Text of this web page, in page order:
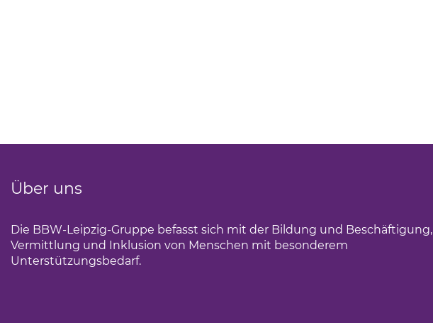
Über uns
Die BBW-Leipzig-Gruppe befasst sich mit der Bildung und Beschäftigung,
Vermittlung und Inklusion von Menschen mit besonderem
Unterstützungsbedarf.